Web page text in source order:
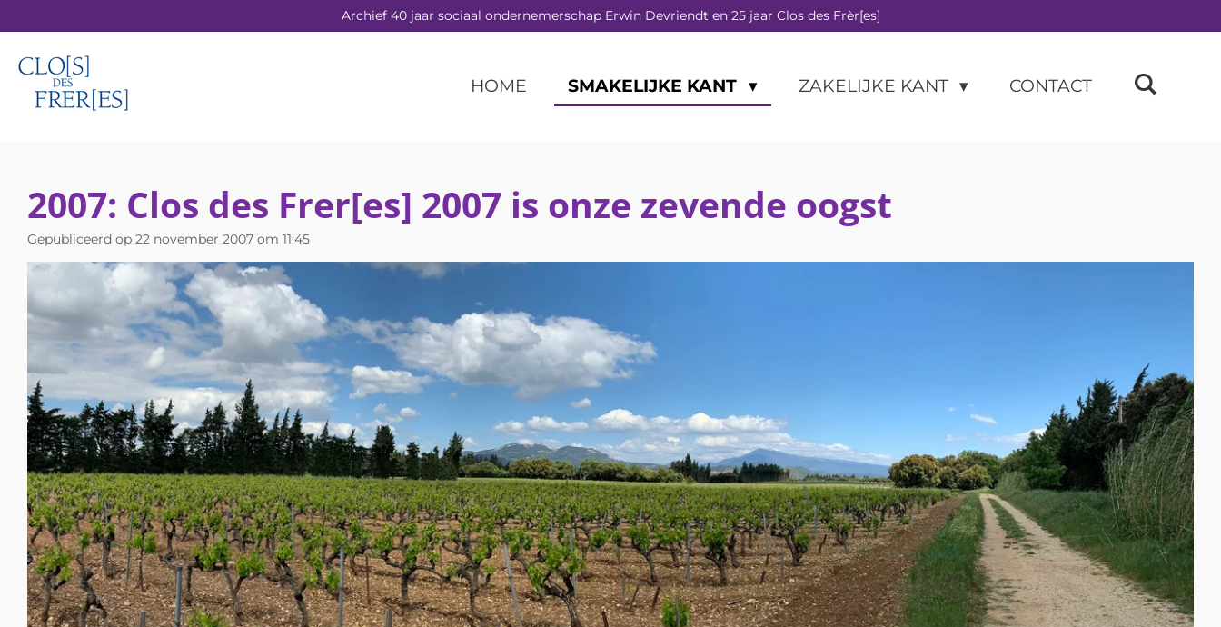
direct
naar
de
hoofdinhoud
Archief 40 jaar sociaal ondernemerschap Erwin Devriendt en 25 jaar Clos des Frèr[es]
HOME SMAKELIJKE KANT ZAKELIJKE KANT CONTACT
2007: Clos des Frer[es] 2007 is onze zevende oogst
Gepubliceerd op 22 november 2007 om 11:45